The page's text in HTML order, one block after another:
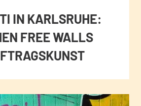
IN KARLSRUHE:
FREE WALLS